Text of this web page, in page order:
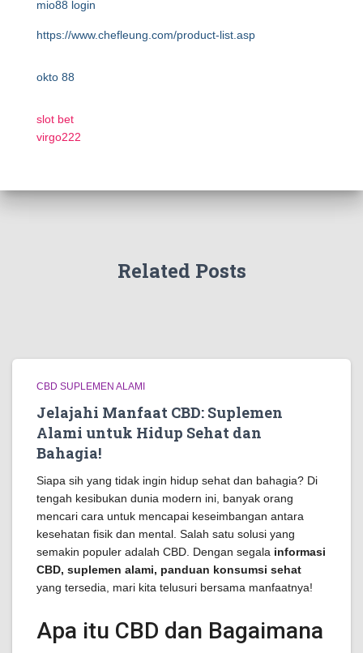
mio88 login
https://www.chefleung.com/product-list.asp
okto 88
slot bet
virgo222
Related Posts
CBD SUPLEMEN ALAMI
Jelajahi Manfaat CBD: Suplemen
Alami untuk Hidup Sehat dan
Bahagia!
Siapa sih yang tidak ingin hidup sehat dan bahagia? Di
tengah kesibukan dunia modern ini, banyak orang
mencari cara untuk mencapai keseimbangan antara
kesehatan fisik dan mental. Salah satu solusi yang
semakin populer adalah CBD. Dengan segala informasi
CBD, suplemen alami, panduan konsumsi sehat
yang tersedia, mari kita telusuri bersama manfaatnya!
Apa itu CBD dan Bagaimana